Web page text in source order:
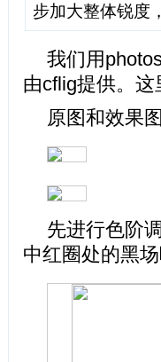
步加大整体锐度
我们用
由cflig提供。这
原图和效果
先进行色阶
中红圈处的黑